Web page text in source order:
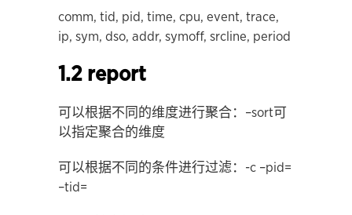
comm, tid, pid, time, cpu, event, trace,
ip, sym, dso, addr, symoff, srcline, period
1.2 report
可以根据不同的维度进行聚合：–sort可
以指定聚合的维度
可以根据不同的条件进行过滤：-c –pid=
–tid=